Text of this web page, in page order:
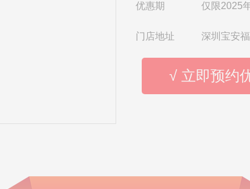
优惠期 仅限2025
门店地址 深圳宝安
√ 立即预约